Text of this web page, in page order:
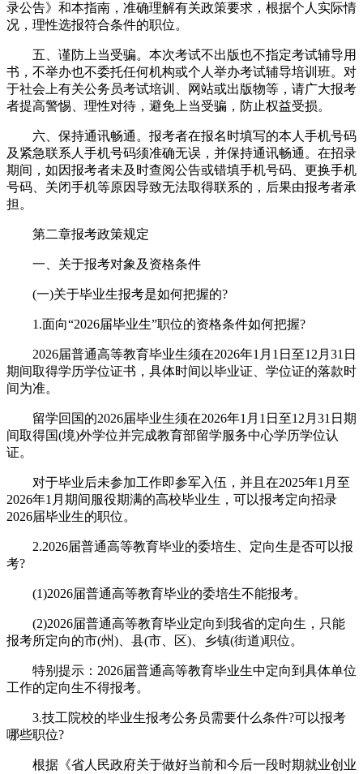
录公告》和本指南，准确理解有关政策要求，根据个人实际情
况，理性选报符合条件的职位。
五、谨防上当受骗。本次考试不出版也不指定考试辅导用
书，不举办也不委托任何机构或个人举办考试辅导培训班。对
于社会上有关公务员考试培训、网站或出版物等，请广大报考
者提高警惕、理性对待，避免上当受骗，防止权益受损。
六、保持通讯畅通。报考者在报名时填写的本人手机号码
及紧急联系人手机号码须准确无误，并保持通讯畅通。在招录
期间，如因报考者未及时查阅公告或错填手机号码、更换手机
号码、关闭手机等原因导致无法取得联系的，后果由报考者承
担。
第二章报考政策规定
一、关于报考对象及资格条件
(一)关于毕业生报考是如何把握的?
1.面向“2026届毕业生”职位的资格条件如何把握?
2026届普通高等教育毕业生须在2026年1月1日至12月31日
期间取得学历学位证书，具体时间以毕业证、学位证的落款时
间为准。
留学回国的2026届毕业生须在2026年1月1日至12月31日期
间取得国(境)外学位并完成教育部留学服务中心学历学位认
证。
对于毕业后未参加工作即参军入伍，并且在2025年1月至
2026年1月期间服役期满的高校毕业生，可以报考定向招录
2026届毕业生的职位。
2.2026届普通高等教育毕业的委培生、定向生是否可以报
考?
(1)2026届普通高等教育毕业的委培生不能报考。
(2)2026届普通高等教育毕业定向到我省的定向生，只能
报考所定向的市(州)、县(市、区)、乡镇(街道)职位。
特别提示：2026届普通高等教育毕业生中定向到具体单位
工作的定向生不得报考。
3.技工院校的毕业生报考公务员需要什么条件?可以报考
哪些职位?
根据《省人民政府关于做好当前和今后一段时期就业创业